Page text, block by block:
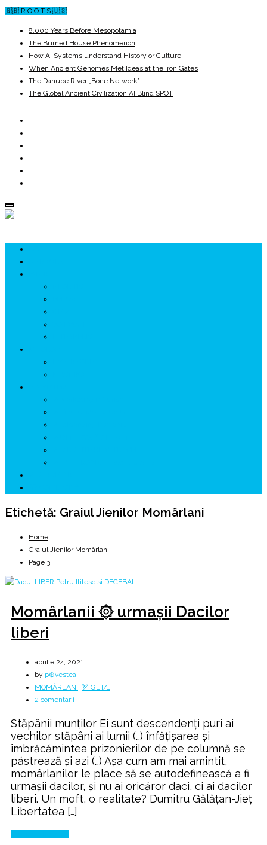
🇬🇧 R O O T S 🇺🇸
8,000 Years Before Mesopotamia
The Burned House Phenomenon
How AI Systems understand History or Culture
When Ancient Genomes Met Ideas at the Iron Gates
The Danube River „Bone Network”
The Global Ancient Civilization AI Blind SPOT
Etichetă: Graiul Jienilor Momârlani
Home
Graiul Jienilor Momârlani
Page 3
Momârlanii ۞ urmașii Dacilor
liberi
aprilie 24, 2021
by p⊕vestea
MOMÂRLANI, 🏹 GETÆ
2 comentarii
۞
urmașii
Dacilor
liberi
Stăpânii munților Ei sunt descendenți puri ai
vechilor stăpâni ai lumii (…) înfățișarea și
îmbrăcămintea prizonierilor de pe columnă se
păstrează și azi (…) Așa cum am mai amintit,
momârlanilor le place să se autodefinească a fi
urmașii dacilor, și nu ai oricăror daci, ci ai dacilor
liberi. Un moft, o realitate? Dumitru Gălățan-Jieț
Libertatea […]